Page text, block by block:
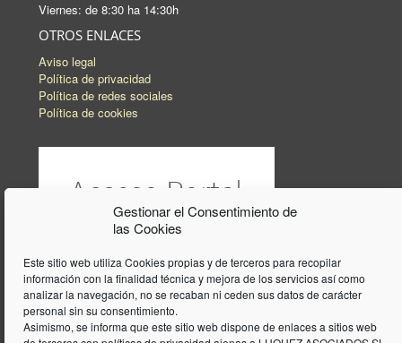
Gestionar el Consentimiento de
las Cookies
Este sitio web utiliza Cookies propias y de terceros para recopilar
información con la finalidad técnica y mejora de los servicios así como
analizar la navegación, no se recaban ni ceden sus datos de carácter
personal sin su consentimiento.
Asimismo, se informa que este sitio web dispone de enlaces a sitios web
Viernes: de 8:30 ha 14:30h
OTROS ENLACES
Aviso legal
Política de privacidad
Política de redes sociales
Política de cookies